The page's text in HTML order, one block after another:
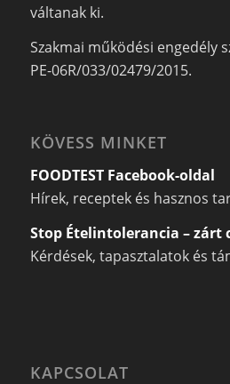
váltanak ki.
Szakmai működési engedély
PE-06R/033/02479/2015.
KÖVESS MINKET
FOODTEST Facebook-oldal
Hírek, receptek és hasznos
Stop Ételintolerancia – zárt
Kérdések, tapasztalatok és
KAPCSOLAT